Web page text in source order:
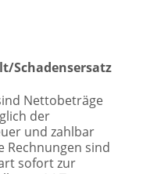
Schadensersatz
Nettobeträge
der
und zahlbar
Rechnungen sind
sofort zur